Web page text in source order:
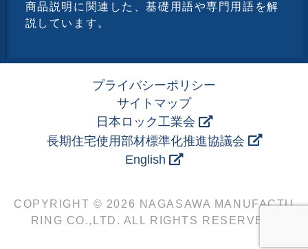
商品説明に関連した、基礎用語や専門用語を解
説しています。
プライバシーポリシー
サイトマップ
日本ロック工業会
長期住宅使用部材標準化推進協議会
English
COPYRIGHT © 2026 NAGASAWA MANUFACTU
RING CO.,LTD. ALL RIGHTS RESERVED.